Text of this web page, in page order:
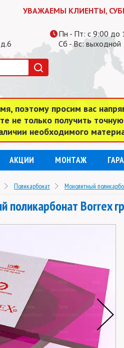
УВАЖАЕМЫ КЛИЕНТЫ, СУББОТА
Пн - Пт: с 9:00 до
Сб - Вс: выходной
поэтому просим вас
не только получить
необходимого
АКЦИИ МОНТАЖ
Поликарбонат Монолитный
поликарбонат Borrex